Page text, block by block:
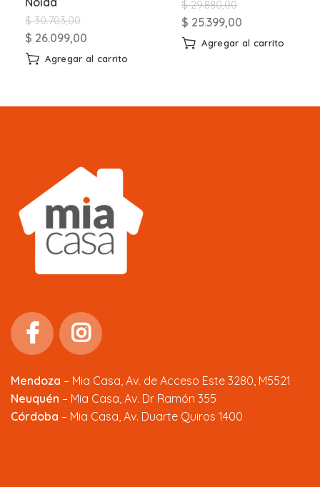
$30.703,00
$ 26.099,00
Agregar al carrito
$29.880,00
$ 25.399,00
Agregar al carrito
Mendoza – Mia Casa, Av. de Acceso Este 3280, M5521
Neuquén – Mia Casa, Av. Dr Ramón 355
Córdoba – Mia Casa, Av. Duarte Quiros 1400